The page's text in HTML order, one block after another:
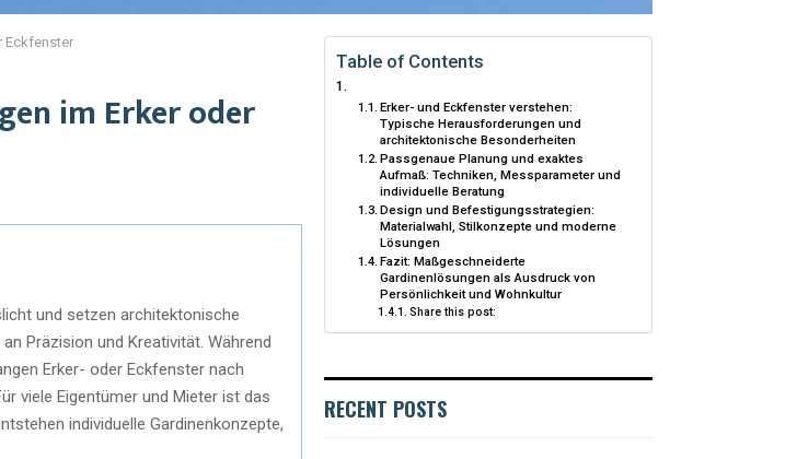
Eckfenster
im Erker oder
und setzen architektonische
Präzision und Kreativität. Während
Erker- oder Eckfenster nach
viele Eigentümer und Mieter ist das
individuelle Gardinenkonzepte,
Table of Contents
Erker- und Eckfenster verstehen:
Typische Herausforderungen und
architektonische Besonderheiten
Passgenaue Planung und exaktes
Aufmaß: Techniken, Messparameter und
individuelle Beratung
Design und Befestigungsstrategien:
Materialwahl, Stilkonzepte und moderne
Lösungen
Fazit: Maßgeschneiderte
Gardinenlösungen als Ausdruck von
Persönlichkeit und Wohnkultur
Share this post:
RECENT POSTS